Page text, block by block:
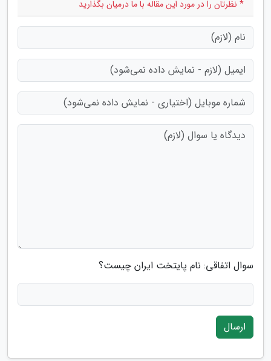
* نظرتان را در مورد این مقاله با ما درمیان بگذارید
سوال اتفاقی: نام پایتخت ایران چیست؟
ارسال